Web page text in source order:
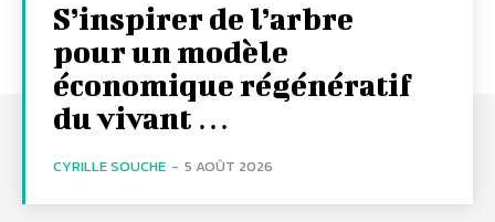
S’inspirer de l’arbre
pour un modèle
économique régénératif
du vivant …
CYRILLE SOUCHE - 5 AOÛT 2026